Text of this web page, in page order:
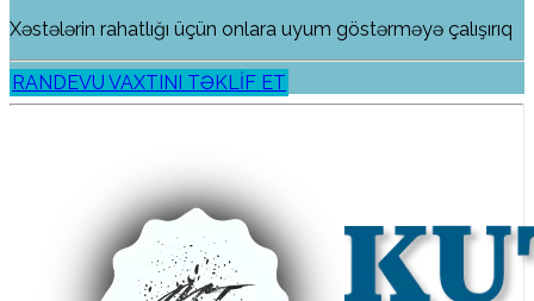
Xəstələrin rahatlığı üçün onlara uyum göstərməyə çalışırıq
RANDEVU VAXTINI TƏKLİF ET